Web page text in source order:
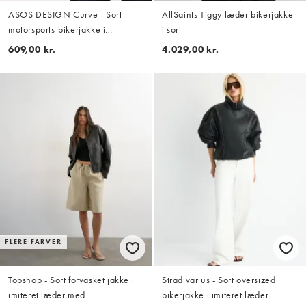
ASOS DESIGN Curve - Sort
motorsports-bikerjakke i
læderlook
609,00 kr.
AllSaints Tiggy læder bikerjakke
i sort
4.029,00 kr.
FLERE FARVER
Topshop - Sort forvasket jakke i
imiteret læder med
Stradivarius - Sort oversized
bikerjakke i imiteret læder